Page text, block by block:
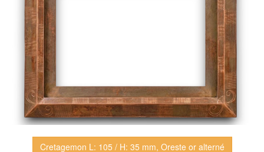
Cretagemon L: 105 / H: 35 mm, Oreste or alterné